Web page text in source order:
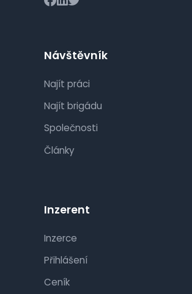
Návštěvník
Najít práci
Najít brigádu
Společnosti
Články
Inzerent
Inzerce
Přihlášení
Ceník